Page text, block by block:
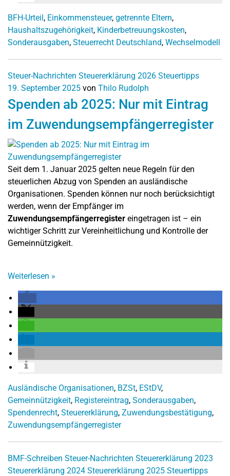
BFH-Urteil, Einkommensteuer, getrennte Eltern,
Haushaltszugehörigkeit, Kinderbetreuungskosten,
Sonderausgaben, Steuerrecht Deutschland, Wechselmodell
Steuer-Nachrichten Steuererklärung 2026 Steuertipps
19. September 2025 von Thilo Rudolph
Spenden ab 2025: Nur mit Eintrag
im Zuwendungsempfängerregister
Seit dem 1. Januar 2025 gelten neue Regeln für den
steuerlichen Abzug von Spenden an ausländische
Organisationen. Spenden können nur noch berücksichtigt
werden, wenn der Empfänger im
Zuwendungsempfängerregister eingetragen ist – ein
wichtiger Schritt zur Vereinheitlichung und Kontrolle der
Gemeinnützigkeit.
Weiterlesen »
Ausländische Organisationen, BZSt, EStDV,
Gemeinnützigkeit, Registereintrag, Sonderausgaben,
Spendenrecht, Steuererklärung, Zuwendungsbestätigung,
Zuwendungsempfängerregister
BMF-Schreiben Steuer-Nachrichten Steuererklärung 2023
Steuererklärung 2024 Steuererklärung 2025 Steuertipps